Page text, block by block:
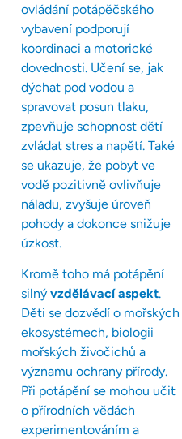
ovládání potápěčského
vybavení podporují
koordinaci a motorické
dovednosti. Učení se, jak
dýchat pod vodou a
spravovat posun tlaku,
zpevňuje schopnost dětí
zvládat stres a napětí. Také
se ukazuje, že pobyt ve
vodě pozitivně ovlivňuje
náladu, zvyšuje úroveň
pohody a dokonce snižuje
úzkost.
Kromě toho má potápění
silný vzdělávací aspekt.
Děti se dozvědí o mořských
ekosystémech, biologii
mořských živočichů a
významu ochrany přírody.
Při potápění se mohou učit
o přírodních vědách
experimentováním a